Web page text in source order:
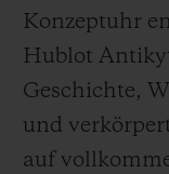
Konzeptuhr
Hublot
Geschichte,
und
auf